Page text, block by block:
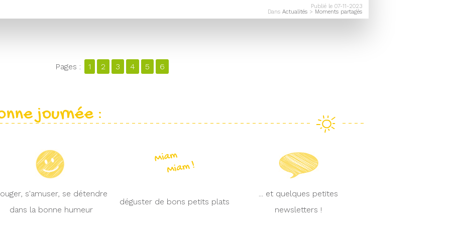
Publié le 07-11-2023
Dans Actualités > Moments partagés
Pages : 1 2 3 4 5 6
journée :
s'amuser, se détendre
dans la bonne humeur
déguster de bons petits plats
... et quelques petites
newsletters !